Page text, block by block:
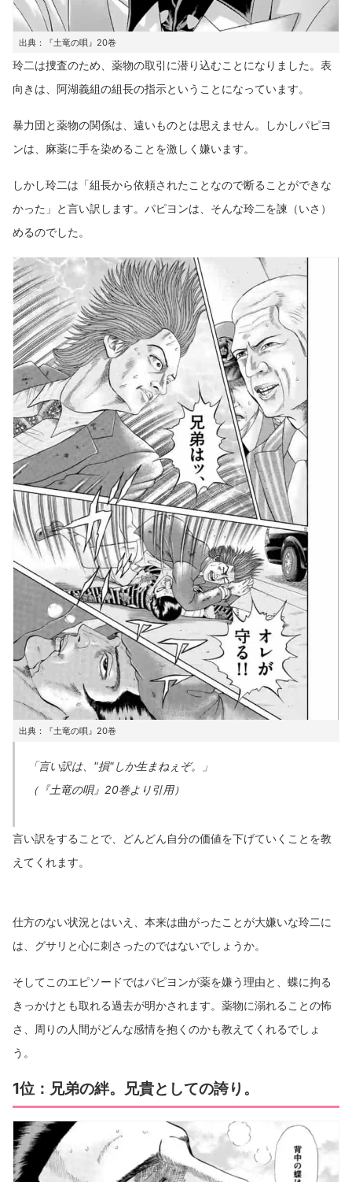
出典：『土竜の唄』20巻
玲二は捜査のため、薬物の取引に潜り込むことになりました。表
向きは、阿湖義組の組長の指示ということになっています。
暴力団と薬物の関係は、遠いものとは思えません。しかしパピヨ
ンは、麻薬に手を染めることを激しく嫌います。
しかし玲二は「組長から依頼されたことなので断ることができな
かった」と言い訳します。パピヨンは、そんな玲二を諫（いさ）
めるのでした。
出典：『土竜の唄』20巻
「言い訳は、"損"しか生まねぇぞ。」
（『土竜の唄』20巻より引用）
言い訳をすることで、どんどん自分の価値を下げていくことを教
えてくれます。
仕方のない状況とはいえ、本来は曲がったことが大嫌いな玲二に
は、グサリと心に刺さったのではないでしょうか。
そしてこのエピソードではパピヨンが薬を嫌う理由と、蝶に拘る
きっかけとも取れる過去が明かされます。薬物に溺れることの怖
さ、周りの人間がどんな感情を抱くのかも教えてくれるでしょ
う。
1位：兄弟の絆。兄貴としての誇り。